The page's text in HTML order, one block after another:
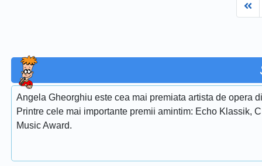
Angela Gheorghiu este cea mai premiata artista de opera
Printre cele mai importante premii amintim: Echo Klassik,
Music Award.